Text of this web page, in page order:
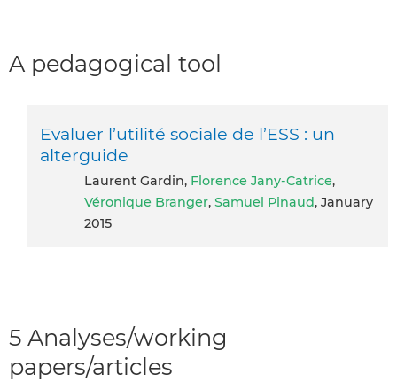
A pedagogical tool
Evaluer l’utilité sociale de l’ESS : un
alterguide
Laurent Gardin, Florence Jany-Catrice,
Véronique Branger, Samuel Pinaud, January
2015
5 Analyses/working
papers/articles